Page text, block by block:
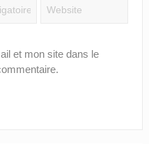
et mon site dans le